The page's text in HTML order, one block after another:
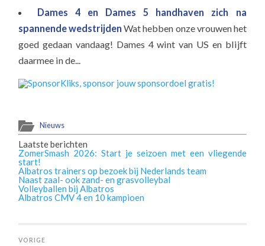
Dames 4 en Dames 5 handhaven zich na
spannende wedstrijdenWat hebben onze vrouwen het
goed gedaan vandaag! Dames 4 wint van US en blijft
daarmee in de...
Nieuws
Laatste berichten
ZomerSmash 2026: Start je seizoen met een vliegende
start!
Albatros trainers op bezoek bij Nederlands team
Naast zaal- ook zand- en grasvolleybal
Volleyballen bij Albatros
Albatros CMV 4 en 10 kampioen
VORIGE